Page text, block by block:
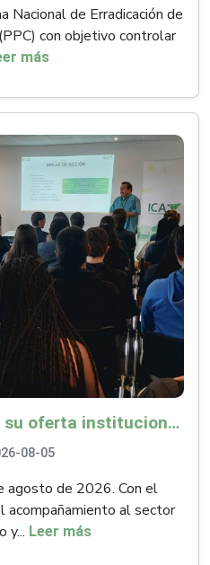
Nacional de Erradicación de
con objetivo controlar
más
ICA Risaralda acercó su oferta institucional a productores y emprendedores en Expocamello
08-05
agosto de 2026. Con el
al sector
y... Leer más